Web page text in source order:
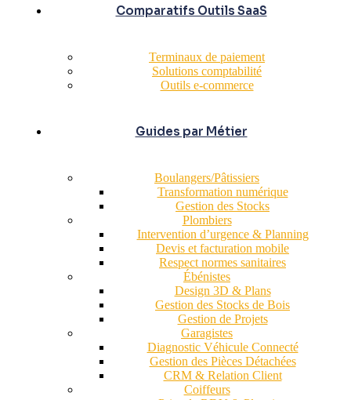
Comparatifs Outils SaaS
Terminaux de paiement
Solutions comptabilité
Outils e-commerce
Guides par Métier
Boulangers/Pâtissiers
Transformation numérique
Gestion des Stocks
Plombiers
Intervention d’urgence & Planning
Devis et facturation mobile
Respect normes sanitaires
Ébénistes
Design 3D & Plans
Gestion des Stocks de Bois
Gestion de Projets
Garagistes
Diagnostic Véhicule Connecté
Gestion des Pièces Détachées
CRM & Relation Client
Coiffeurs